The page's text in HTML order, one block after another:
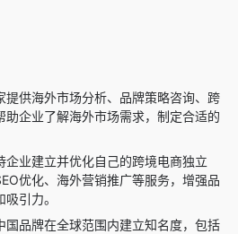
提供海外市场分析、品牌策略咨询、跨
助企业了解海外市场需求，制定合适的
企业建立并优化自己的跨境电商独立
优化、海外营销推广等服务，增强品
引力。
国品牌在全球范围内建立知名度，包括